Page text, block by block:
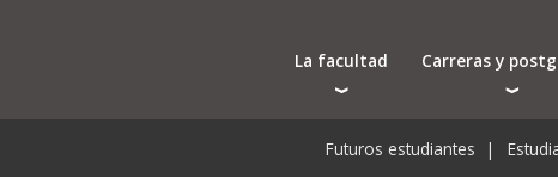
La facultad
Autoridades
Carreras y
Carreras
Tecnicaturas
Futuros estudiantes